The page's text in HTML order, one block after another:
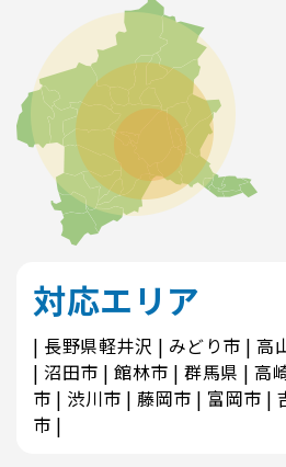
対応エリア
長野県軽井沢 みどり市 高
沼田市
館林市 群馬県 高
市
渋川市 藤岡市 富岡市
市